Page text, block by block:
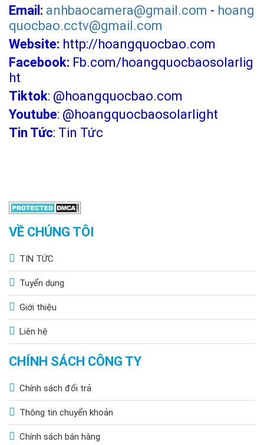
Email: anhbaocamera@gmail.com - hoang
quocbao.cctv@gmail.com
Website: http://hoangquocbao.com
Facebook: Fb.com/hoangquocbaosolarlig
ht
Tiktok: @hoangquocbao.com
Youtube: @hoangquocbaosolarlight
Tin Tức: Tin Tức
VỀ CHÚNG TÔI
TIN TỨC
Tuyển dụng
Giới thiệu
Liên hệ
CHÍNH SÁCH CÔNG TY
Chính sách đổi trả
Thông tin chuyển khoản
Chính sách bán hàng